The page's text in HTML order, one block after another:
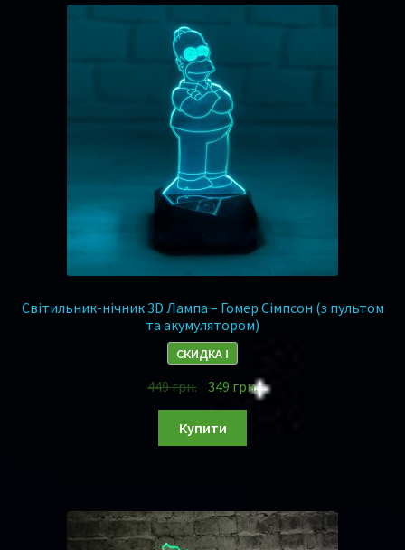
Світильник-нічник 3D Лампа – Гомер Сімпсон (з пультом
та акумулятором)
СКИДКА !
449грн. 349 грн.
Купити